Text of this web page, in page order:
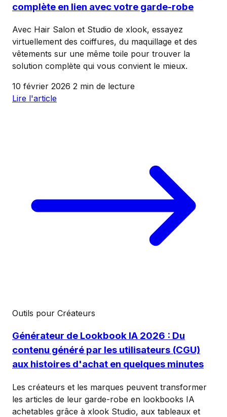
complète en lien avec votre garde-robe
Avec Hair Salon et Studio de xlook, essayez
virtuellement des coiffures, du maquillage et des
vêtements sur une même toile pour trouver la
solution complète qui vous convient le mieux.
10 février 2026 2 min de lecture
Lire l'article
Outils pour Créateurs
Générateur de Lookbook IA 2026 : Du
contenu généré par les utilisateurs (CGU)
aux histoires d'achat en quelques minutes
Les créateurs et les marques peuvent transformer
les articles de leur garde-robe en lookbooks IA
achetables grâce à xlook Studio, aux tableaux et